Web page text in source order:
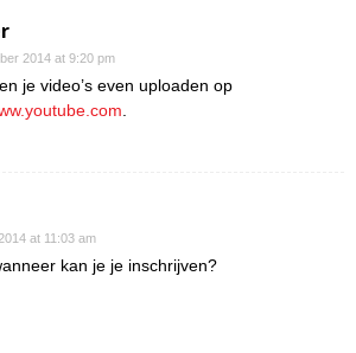
2014 at 9:20 pm
je video’s even uploaden op
.
at 11:03 am
kan je je inschrijven?